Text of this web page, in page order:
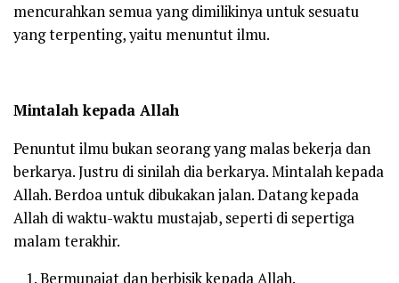
mencurahkan semua yang dimilikinya untuk sesuatu
yang terpenting, yaitu menuntut ilmu.
Mintalah kepada Allah
Penuntut ilmu bukan seorang yang malas bekerja dan
berkarya. Justru di sinilah dia berkarya. Mintalah kepada
Allah. Berdoa untuk dibukakan jalan. Datang kepada
Allah di waktu-waktu mustajab, seperti di sepertiga
malam terakhir.
Bermunajat dan berbisik kepada Allah.